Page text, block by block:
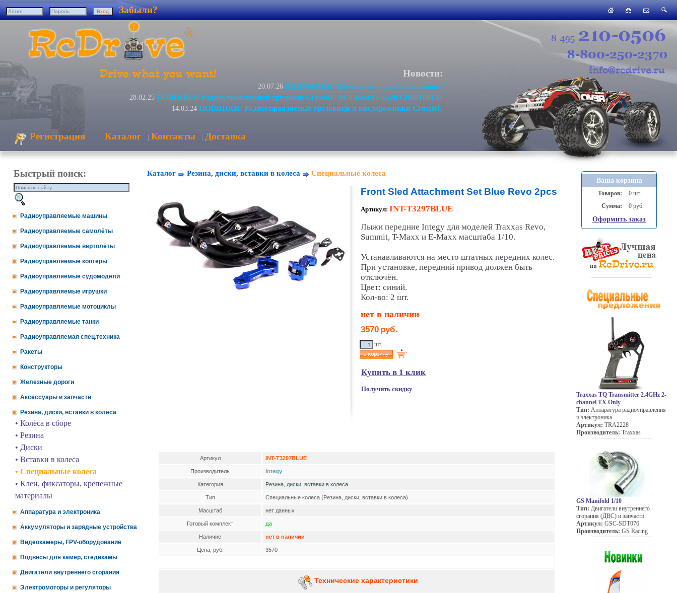
Забыли?
Новости:
20.07.26 ВНИМАНИЕ! Изменение способов доставки
28.02.25 НОВИНКА! Радиоуправляемый грузовик CrossRC AC6 КамАЗ-5320 CR90100133
14.03.24 НОВИНКИ! Радиоуправляемые грузовики и внедорожники CrossRC
Регистрация | Каталог | Контакты | Доставка
Быстрый поиск:
Радиоуправляемые машины
Радиоуправляемые самолёты
Радиоуправляемые вертолёты
Радиоуправляемые коптеры
Радиоуправляемые судомодели
Радиоуправляемые игрушки
Радиоуправляемые мотоциклы
Радиоуправляемые танки
Радиоуправляемая спец.техника
Ракеты
Конструкторы
Железные дороги
Аксессуары и запчасти
Резина, диски, вставки в колеса
• Колёса в сборе
• Резина
• Диски
• Вставки в колеса
• Специальные колеса
• Клеи, фиксаторы, крепежные
материалы
Аппаратура и электроника
Аккумуляторы и зарядные устройства
Видеокамеры, FPV-оборудование
Подвесы для камер, стедикамы
Двигатели внутреннего сгорания
Электромоторы и регуляторы
Каталог Резина, диски, вставки в колеса Специальные колеса
Front Sled Attachment Set Blue Revo 2pcs
Артикул: INT-T3297BLUE
Лыжи передние Integy для моделей Traxxas Revo,
Summit, T-Maxx и E-Maxx масштаба 1/10.
Устанавливаются на место штатных передних колес.
При установке, передний привод должен быть
отключён.
Цвет: синий.
Кол-во: 2 шт.
нет в наличии
3570 руб.
шт.
Купить в 1 клик
Получить скидку
Артикул INT-T3297BLUE
Производитель Integy
Категория Резина, диски, вставки в колеса
Тип Специальные колеса (Резина, диски, вставки в колеса)
Масштаб нет данных
Готовый комплект да
Наличие нет в наличии
Цена, руб. 3570
Технические характеристики
Ваша корзина
Товаров:
0 шт.
Сумма:
0 руб.
Оформить заказ
Traxxas TQ Transmitter 2.4GHz 2-
channel TX Only
Тип: Аппаратура радиоуправления
и электроника
Артикул: TRA2228
Производитель: Traxxas
GS Manifold 1/10
Тип: Двигатели внутреннего
сгорания (ДВС) и запчасти
Артикул: GSC-SDT076
Производитель: GS Racing